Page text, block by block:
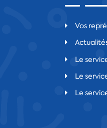
Vos
Le
Le
Le